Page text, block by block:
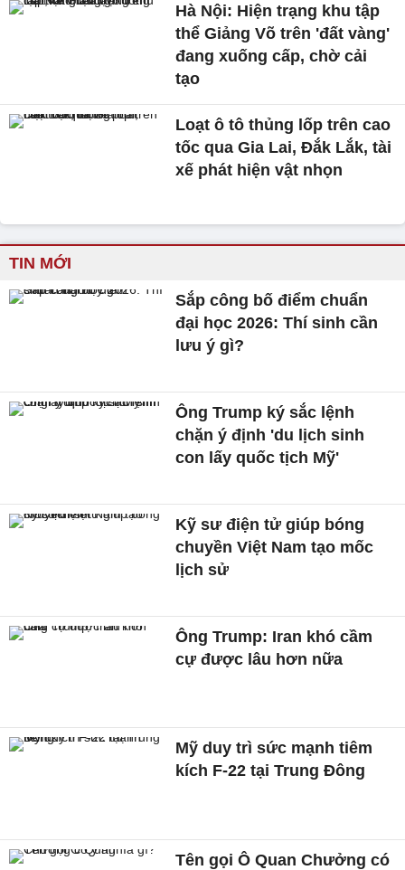
Hà Nội: Hiện trạng khu tập
thể Giảng Võ trên 'đất vàng'
đang xuống cấp, chờ cải
tạo
Loạt ô tô thủng lốp trên cao
tốc qua Gia Lai, Đắk Lắk, tài
xế phát hiện vật nhọn
TIN MỚI
Sắp công bố điểm chuẩn
đại học 2026: Thí sinh cần
lưu ý gì?
Ông Trump ký sắc lệnh
chặn ý định 'du lịch sinh
con lấy quốc tịch Mỹ'
Kỹ sư điện tử giúp bóng
chuyền Việt Nam tạo mốc
lịch sử
Ông Trump: Iran khó cầm
cự được lâu hơn nữa
Mỹ duy trì sức mạnh tiêm
kích F-22 tại Trung Đông
Tên gọi Ô Quan Chưởng có